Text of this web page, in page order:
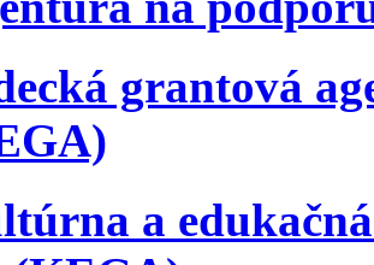
grantová
a